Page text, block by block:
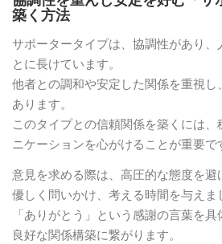
築く方法
サポータータイプは、協調性があり、
とに長けています。
他者との調和や安定した関係を重視
あります。
このタイプとの信頼関係を築くには
ニケーションを心がけることが重要で
意見を求める際は、高圧的な態度を避
優しく問いかけ、考える時間を与えま
「ありがとう」という感謝の言葉を具
良好な関係構築に繋がります。